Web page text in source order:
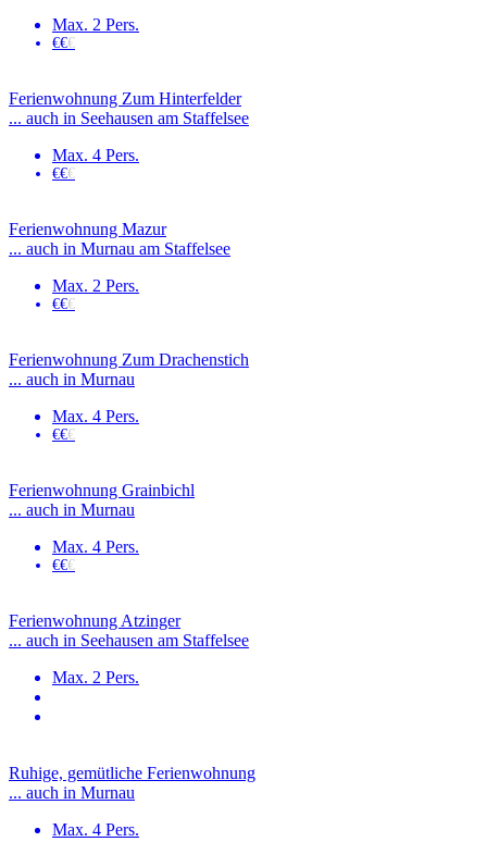
Max. 2 Pers.
€€€
Ferienwohnung Zum Hinterfelder
... auch in Seehausen am Staffelsee
Max. 4 Pers.
€€€
Ferienwohnung Mazur
... auch in Murnau am Staffelsee
Max. 2 Pers.
€€€
Ferienwohnung Zum Drachenstich
... auch in Murnau
Max. 4 Pers.
€€€
Ferienwohnung Grainbichl
... auch in Murnau
Max. 4 Pers.
€€€
Ferienwohnung Atzinger
... auch in Seehausen am Staffelsee
Max. 2 Pers.
Ruhige, gemütliche Ferienwohnung
... auch in Murnau
Max. 4 Pers.